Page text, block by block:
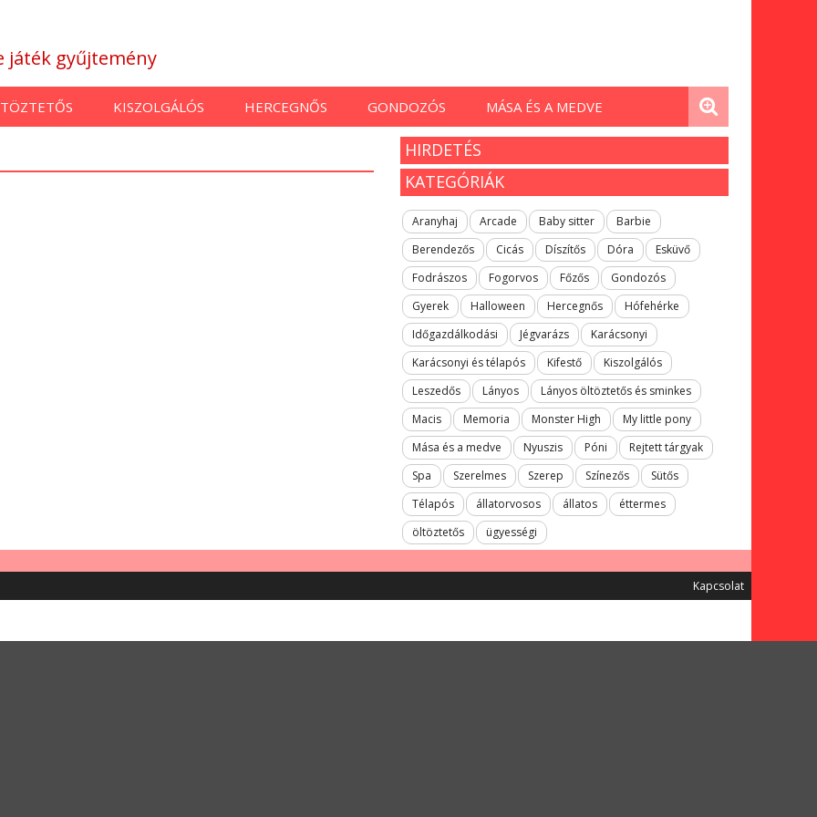
játék gyűjtemény
KISZOLGÁLÓS HERCEGNŐS GONDOZÓS MÁSA ÉS A MEDVE
HIRDETÉS
KATEGÓRIÁK
Aranyhaj Arcade Baby sitter
Barbie
Berendezős
Cicás Díszítős Dóra
Esküvő
Fodrászos
Fogorvos Főzős
Gondozós
Gyerek
Halloween Hercegnős
Hófehérke
Időgazdálkodási
Jégvarázs
Karácsonyi
Karácsonyi és télapós
Kifestő
Kiszolgálós
Leszedős
Lányos
Lányos öltöztetős és sminkes
Macis
Memoria Monster High
My little pony
Mása és a medve
Nyuszis Póni
Rejtett tárgyak
Spa
Szerelmes Szerep Színezős
Sütős
Télapós
állatorvosos állatos
éttermes
öltöztetős
ügyességi
Kapcsolat